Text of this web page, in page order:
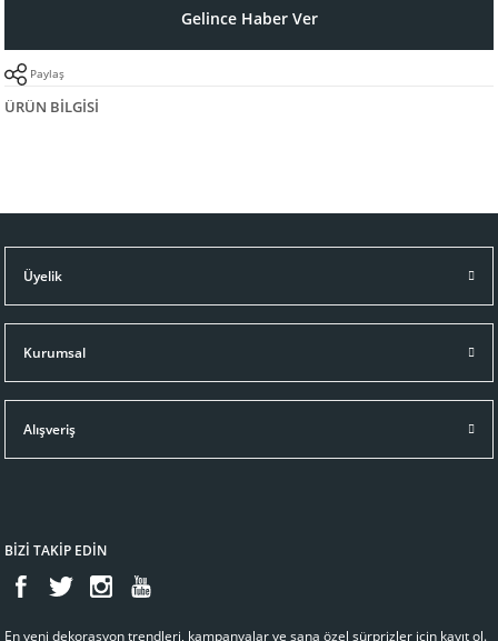
Gelince Haber Ver
Paylaş
ÜRÜN BILGISI
Üyelik
Kurumsal
Alışveriş
BİZİ TAKİP EDİN
En yeni dekorasyon trendleri, kampanyalar ve sana özel sürprizler için kayıt ol.